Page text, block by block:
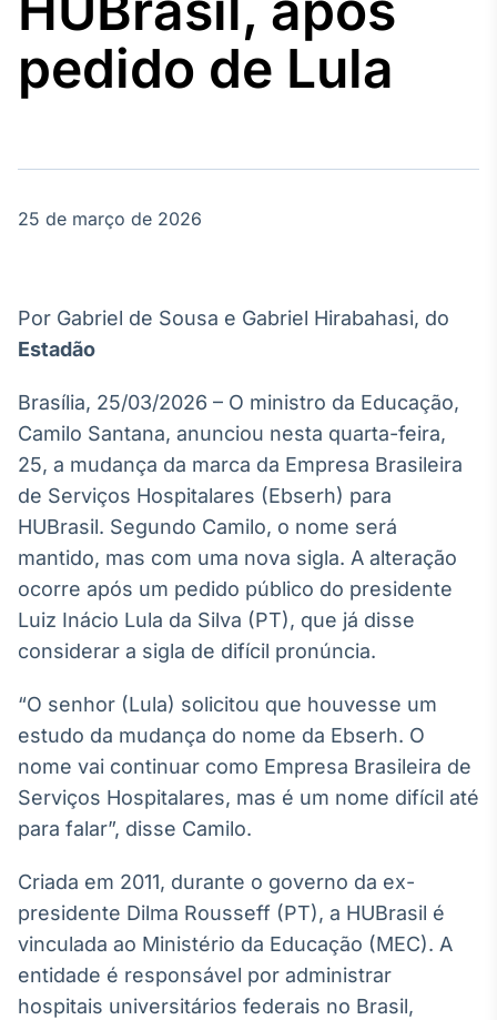
Agro
Tudo sobre o
agronegócio
Broadcast
energia elétrica
no Brasil
Broadcast
White Label
Plataforma para
conteúdos
personalizados
Soluções de Dados
e Conteúdos
OTC
Plataforma para
ativos
APIs para
integração de
conteúdos e
dados
Broadcast
pedido de Lula
25 de março de 2026
Por Gabriel de Sousa e Gabriel Hirabahasi, do
Estadão
Brasília, 25/03/2026 – O ministro da Educação,
Camilo Santana, anunciou nesta quarta-feira,
25, a mudança da marca da Empresa Brasileira
de Serviços Hospitalares (Ebserh) para
HUBrasil. Segundo Camilo, o nome será
mantido, mas com uma nova sigla. A alteração
ocorre após um pedido público do presidente
Luiz Inácio Lula da Silva (PT), que já disse
considerar a sigla de difícil pronúncia.
“O senhor (Lula) solicitou que houvesse um
estudo da mudança do nome da Ebserh. O
nome vai continuar como Empresa Brasileira de
Serviços Hospitalares, mas é um nome difícil até
para falar”, disse Camilo.
Criada em 2011, durante o governo da ex-
presidente Dilma Rousseff (PT), a HUBrasil é
vinculada ao Ministério da Educação (MEC). A
entidade é responsável por administrar
hospitais universitários federais no Brasil,